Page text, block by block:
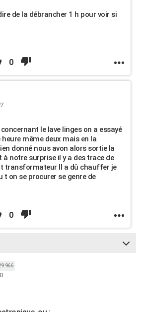
de la débrancher 1 h pour voir si
0
le lave linges on a essayé
même deux mais en la
donné nous avon alors sortie la
à notre surprise il y a des trace de
transformateur Il a dû chauffer je
t on se procurer se genre de
0
966